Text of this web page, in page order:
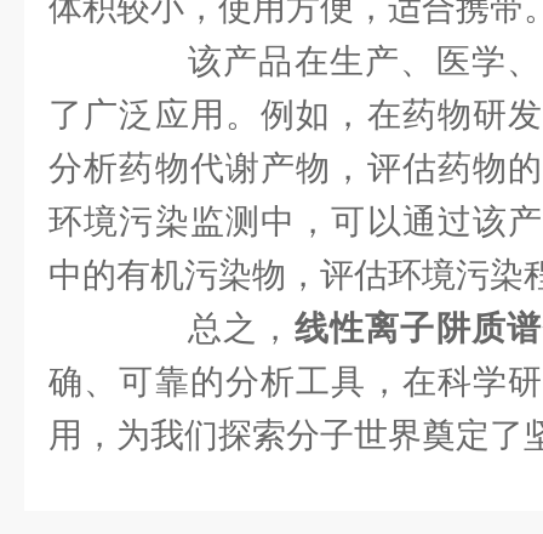
体积较小，使用方便，适合携带
该产品在生产、医学、
了广泛应用。例如，在药物研
分析药物代谢产物，评估药物
环境污染监测中，可以通过该
中的有机污染物，评估环境污染
总之， 线性离子阱质
确、可靠的分析工具，在科学
用，为我们探索分子世界奠定了